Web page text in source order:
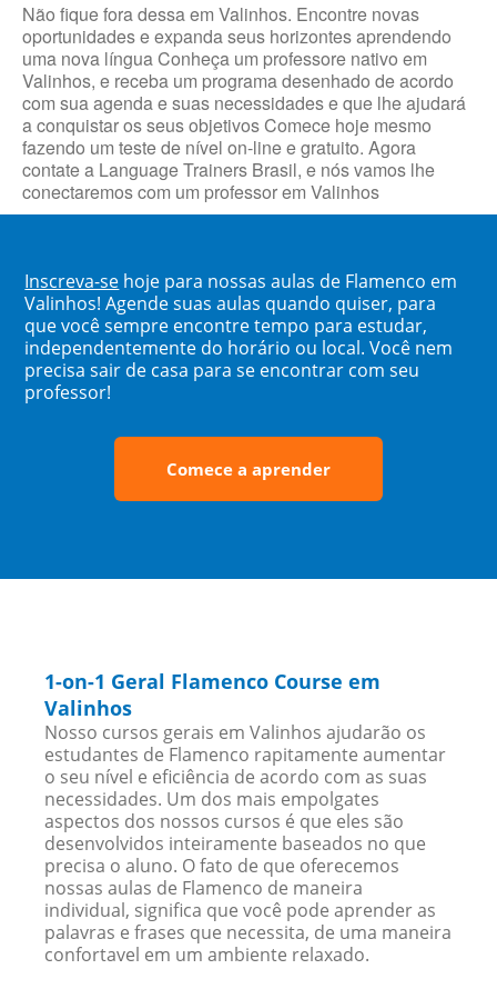
Não fique fora dessa em Valinhos. Encontre novas
oportunidades e expanda seus horizontes aprendendo
uma nova língua Conheça um professore nativo em
Valinhos, e receba um programa desenhado de acordo
com sua agenda e suas necessidades e que lhe ajudará
a conquistar os seus objetivos Comece hoje mesmo
fazendo um teste de nível on-line e gratuito. Agora
contate a Language Trainers Brasil, e nós vamos lhe
conectaremos com um professor em Valinhos
Inscreva-se hoje para nossas aulas de Flamenco em
Valinhos! Agende suas aulas quando quiser, para
que você sempre encontre tempo para estudar,
independentemente do horário ou local. Você nem
precisa sair de casa para se encontrar com seu
professor!
Comece a aprender
1-on-1 Geral Flamenco Course em
Valinhos
Nosso cursos gerais em Valinhos ajudarão os
estudantes de Flamenco rapitamente aumentar
o seu nível e eficiência de acordo com as suas
necessidades. Um dos mais empolgates
aspectos dos nossos cursos é que eles são
desenvolvidos inteiramente baseados no que
precisa o aluno. O fato de que oferecemos
nossas aulas de Flamenco de maneira
individual, significa que você pode aprender as
palavras e frases que necessita, de uma maneira
confortavel em um ambiente relaxado.